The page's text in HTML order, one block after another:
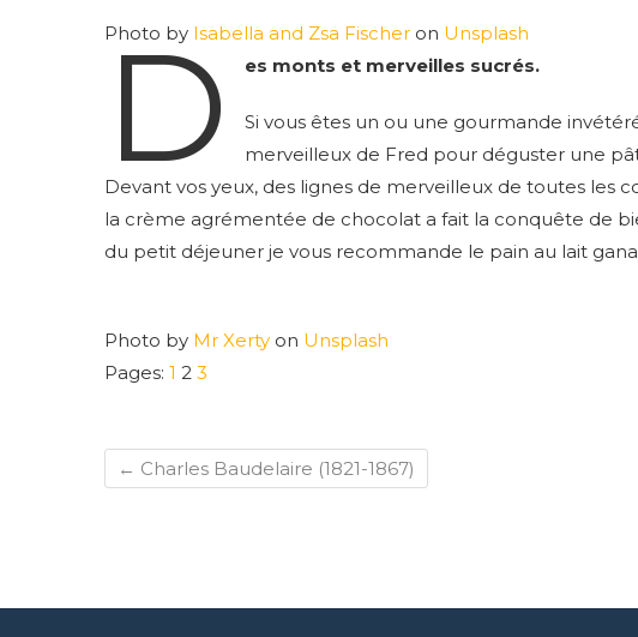
Photo by Isabella and Zsa Fischer on Unsplash
D es monts et merveilles sucrés.
Si vous êtes un ou une gourmande
merveilleux de Fred pour déguster une
Devant vos yeux, des lignes de merveilleux de toutes les
la crème agrémentée de chocolat a fait la conquête de
du petit déjeuner je vous recommande le pain au lait
Photo by Mr Xerty on Unsplash
Pages: 1 2 3
← Charles Baudelaire (1821-1867)